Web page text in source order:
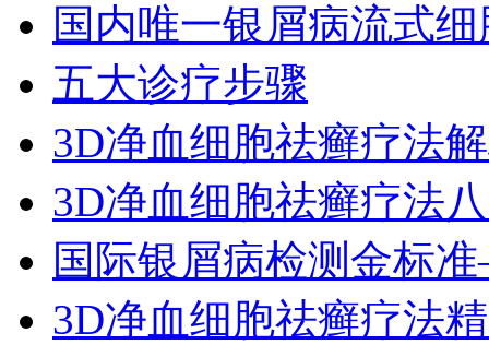
国内唯一银屑病流式
五大诊疗步骤
3D净血细胞祛癣疗法
3D净血细胞祛癣疗法
国际银屑病检测金标
3D净血细胞祛癣疗法